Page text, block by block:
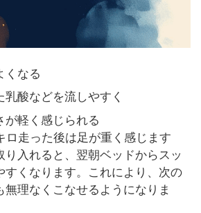
くなる
酸などを流しやすく
が軽く感じられる
ロ走った後は足が重く感じます
り入れると、翌朝ベッドからスッ
すくなります。これにより、次の
無理なくこなせるようになりま